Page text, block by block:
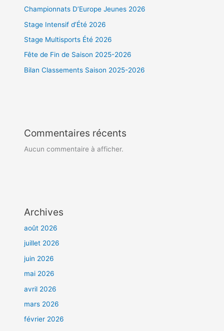
Championnats D’Europe Jeunes 2026
Stage Intensif d’Été 2026
Stage Multisports Été 2026
Fête de Fin de Saison 2025-2026
Bilan Classements Saison 2025-2026
Commentaires récents
Aucun commentaire à afficher.
Archives
août 2026
juillet 2026
juin 2026
mai 2026
avril 2026
mars 2026
février 2026